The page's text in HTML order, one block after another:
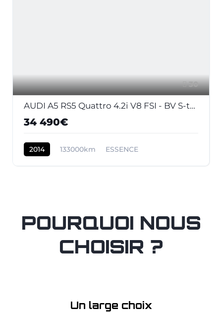
30
AUDI A5 RS5 Quattro 4.2i V8 FSI - BV S-tronic RS5 COUPE . PHASE 2
34 490€
2014 133000km ESSENCE
POURQUOI NOUS
CHOISIR ?
Un large choix